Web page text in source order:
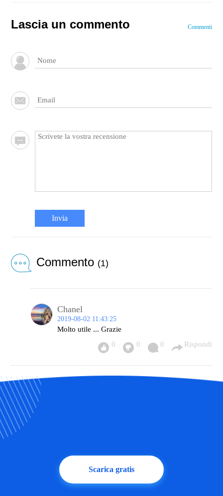
Lascia un commento Commenti
Invia
Commento (1)
Chanel
2019-08-02 11:43:25
Molto utile ... Grazie
0
0 0 Rispondi
Scarica gratis